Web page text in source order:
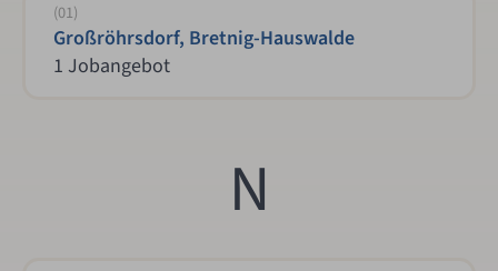
(01)
Großröhrsdorf, Bretnig-Hauswalde
1 Jobangebot
N